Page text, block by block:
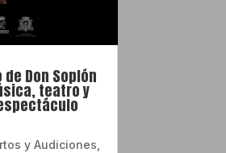
Don Soplón
teatro y
y Audiciones